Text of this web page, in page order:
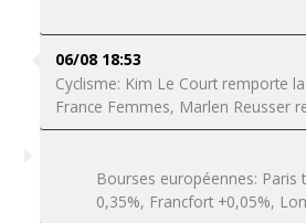
06/08 18:53
Cyclisme: Kim Le Court remporte
France Femmes, Marlen Reusser
Bourses européennes: Paris
0,35%, Francfort +0,05%,